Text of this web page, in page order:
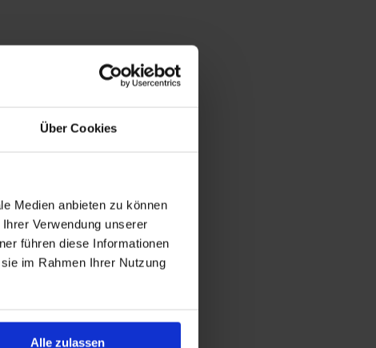
Über Cookies
Medien anbieten zu können
Verwendung unserer
führen diese Informationen
im Rahmen Ihrer Nutzung
Alle zulassen